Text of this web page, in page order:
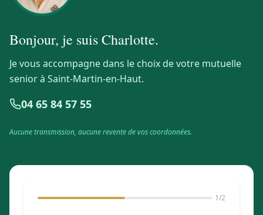
Bonjour, je suisCharlotte.
Je vous accompagne dans le choix de votre mutuelle
senior à Saint-Martin-en-Haut.
04 65 84 57 55
Aucune transmission, aucune revente de vos coordonnées.
1/2